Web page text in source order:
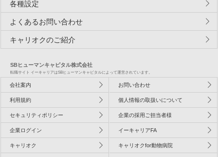
各種設定
よくあるお問い合わせ
キャリオクのご紹介
SBヒューマンキャピタル株式会社
転職サイト イーキャリアはSBヒューマンキャピタルによって運営されています。
会社案内 お問い合わせ
利用規約 個人情報の取扱いについて
セキュリティポリシー 企業の採用ご担当者様
企業ログイン イーキャリアFA
キャリオク キャリオクfor動物病院